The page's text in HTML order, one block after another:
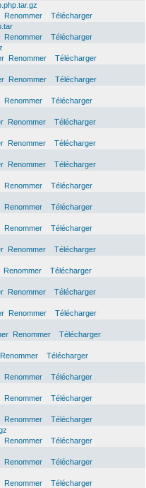
Renommer
Télécharger
Renommer
Télécharger
Renommer
Télécharger
Renommer
Télécharger
Renommer
Télécharger
Renommer
Télécharger
Renommer
Télécharger
Renommer
Télécharger
Renommer
Télécharger
Renommer
Télécharger
Renommer
Télécharger
Renommer
Télécharger
Renommer
Télécharger
Renommer
Télécharger
Renommer
Télécharger
Renommer
Télécharger
Renommer
Télécharger
Renommer
Télécharger
Renommer
Télécharger
Renommer
Télécharger
Renommer
Télécharger
Renommer
Télécharger
Renommer
Télécharger